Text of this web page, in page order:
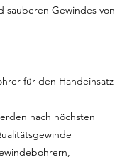
sauberen Gewindes von
für den Handeinsatz
nach höchsten